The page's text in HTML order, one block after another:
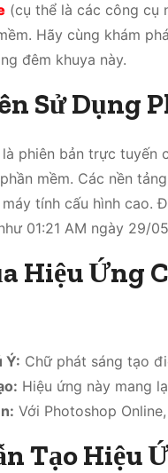
(cụ thể là các công cụ
Hãy cùng khám
đêm khuya này.
Sử Dụng
phiên bản trực
mềm. Các nền
tính cấu hình cao.
01:21 AM ngày 29/
Hiệu Ứng
Ý: Chữ phát sáng tạo
Hiệu ứng này mang
Với Photoshop
Tạo Hiệu